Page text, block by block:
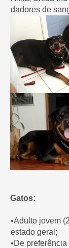
dadores de
Gatos:
•Adulto jovem
estado geral;
•De